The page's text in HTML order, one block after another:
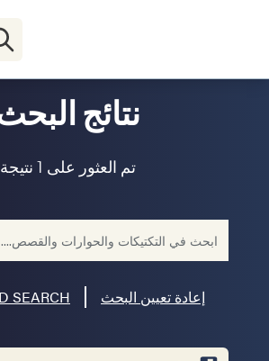
نتائج
تم العثور على 1 نتيجة
إعادة تعيين البحث SEARCH